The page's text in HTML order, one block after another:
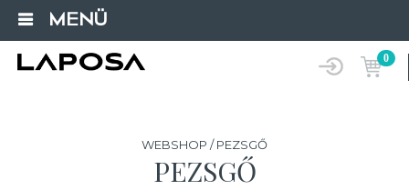
MENÜ
0
WEBSHOP / PEZSGŐ
PEZSGŐ